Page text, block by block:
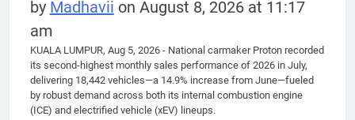
by Madhavii on August 8, 2026 at 11:17
am
KUALA LUMPUR, Aug 5, 2026 - National carmaker Proton recorded
its second-highest monthly sales performance of 2026 in July,
delivering 18,442 vehicles—a 14.9% increase from June—fueled
by robust demand across both its internal combustion engine
(ICE) and electrified vehicle (xEV) lineups.